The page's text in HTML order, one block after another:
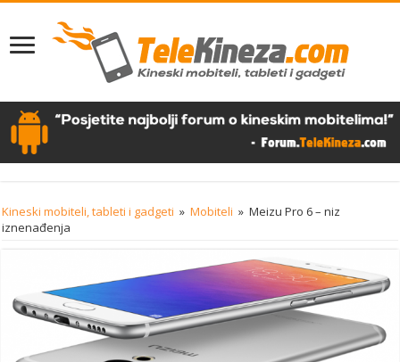
Kineski mobiteli, tableti i gadgeti » Mobiteli » Meizu Pro 6 – niz
iznenađenja